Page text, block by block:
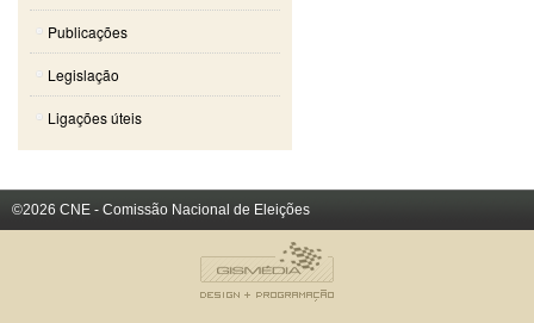
Publicações
Legislação
Ligações úteis
©2026 CNE - Comissão Nacional de Eleições